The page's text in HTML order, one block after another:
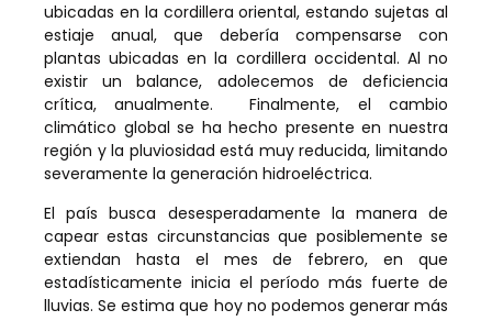
ubicadas en la cordillera oriental, estando sujetas al
estiaje anual, que debería compensarse con
plantas ubicadas en la cordillera occidental. Al no
existir un balance, adolecemos de deficiencia
crítica, anualmente. Finalmente, el cambio
climático global se ha hecho presente en nuestra
región y la pluviosidad está muy reducida, limitando
severamente la generación hidroeléctrica.
El país busca desesperadamente la manera de
capear estas circunstancias que posiblemente se
extiendan hasta el mes de febrero, en que
estadísticamente inicia el período más fuerte de
lluvias. Se estima que hoy no podemos generar más